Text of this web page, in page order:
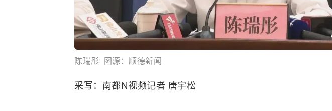
陈瑞彤 图源：顺德新闻
采写：南都N视频记者 唐宇松